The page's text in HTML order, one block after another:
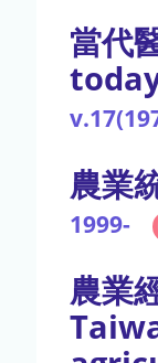
當代
農業
1999-
農業